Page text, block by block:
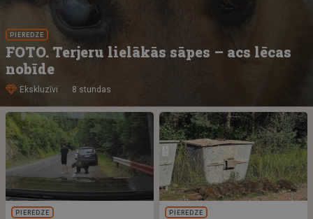
PIEREDZE
FOTO. Terjeru lielākās sāpes – acs lēcas
nobīde
Ekskluzīvi 8 stundas
PIEREDZE PIEREDZE